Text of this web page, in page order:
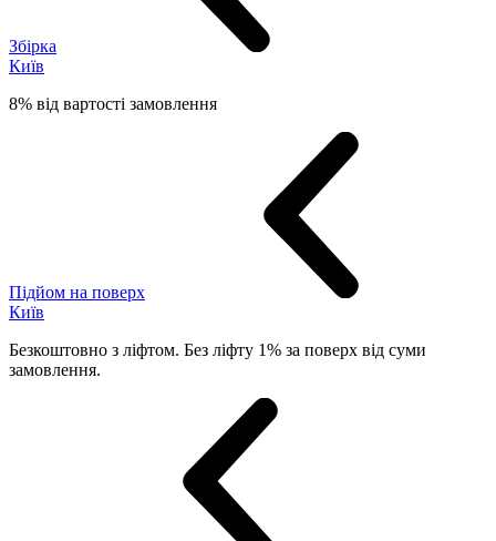
Збірка
Київ
8% від вартості замовлення
Підйом на поверх
Київ
Безкоштовно з ліфтом. Без ліфту 1% за поверх від суми
замовлення.